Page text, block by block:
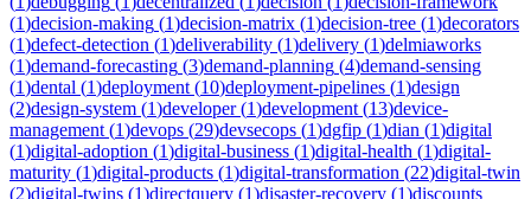
(1)decision-making (1)decision-matrix (1)decision-tree (1)decorators
(1)defect-detection (1)deliverability (1)delivery (1)delmiaworks
(1)demand-forecasting (3)demand-planning (4)demand-sensing
(1)dental (1)deployment (10)deployment-pipelines (1)design
(2)design-system (1)developer(1)development (13)device-
management (1)devops (29)devsecops (1)dgfip (1)dian (1)digital
(1)digital-adoption (1)digital-business (1)digital-health (1)digital-
maturity (1)digital-products (1)digital-transformation (22)digital-twin
(2)digital-twins (1)directquery (1)disaster-recovery (1)discounts